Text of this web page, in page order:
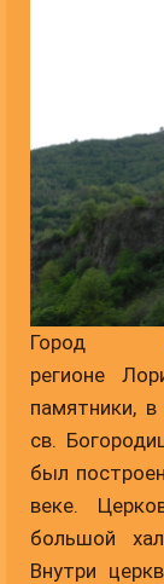
Город
регионе
памятники,
св.
был
веке.
большой
Внутри